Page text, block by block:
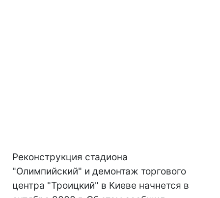
Реконструкция стадиона
"Олимпийский" и демонтаж торгового
центра "Троицкий" в Киеве начнется в